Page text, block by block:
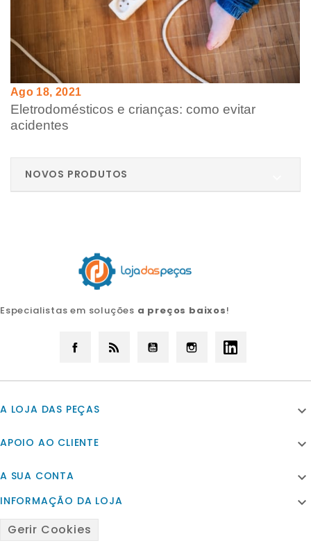
Ago 18, 2021
Eletrodomésticos e crianças: como evitar
acidentes
NOVOS PRODUTOS
Especialistas em soluções a preços baixos!
Facebook YouTube Instagram
A LOJA DAS PEÇAS 
APOIO AO CLIENTE 
A SUA CONTA 
INFORMAÇÃO DA LOJA 
Gerir Cookies